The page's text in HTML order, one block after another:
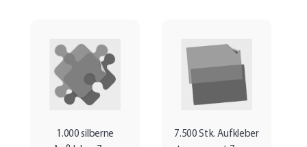
1.000 silberne 7.500 Stk. Aufkleber